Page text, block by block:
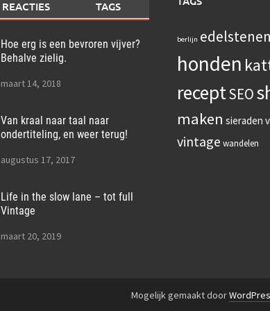
REACTIES TAGS
Hoe erg is een bevroren vijver?
Behalve zielig.
maart 14, 2018
Van kraal naar taal naar
ondertiteling, en weer terug!
augustus 17, 2017
Life in the slow lane – tot full
Vintage
maart 20, 2019
berlijn edelstenen
honden
receptSEO
maken sieraden
vintage wandelen
Mogelijk gemaakt door